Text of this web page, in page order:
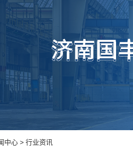
中心 > 行业资讯